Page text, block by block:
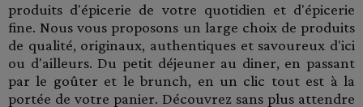
produits d'épicerie de votre quotidien et d'épicerie
fine. Nous vous proposons un large choix de produits
de qualité, originaux, authentiques et savoureux d'ici
ou d'ailleurs. Du petit déjeuner au diner, en passant
par le goûter et le brunch, en un clic tout est à la
portée de votre panier. Découvrez sans plus attendre